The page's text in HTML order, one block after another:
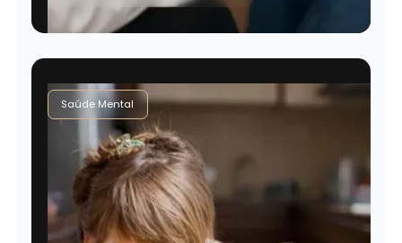
Saúde Mental